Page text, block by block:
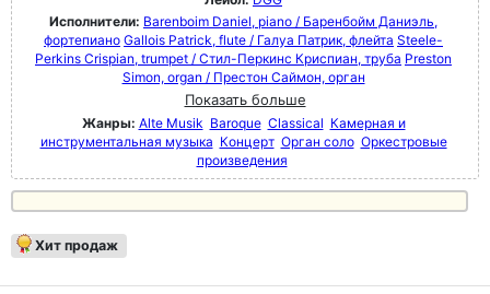
Исполнители: Barenboim Daniel, piano / Баренбойм Даниэль,
фортепиано Gallois Patrick, flute / Галуа Патрик, флейта Steele-
Perkins Crispian, trumpet / Стил-Перкинс Криспиан, труба Preston
Simon, organ / Престон Саймон, орган
Показать больше
Жанры: Alte Musik Baroque Classical Камерная и
инструментальная музыка Концерт Орган соло Оркестровые
произведения
Хит продаж